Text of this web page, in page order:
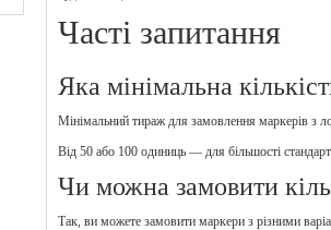
Часті запитання
Яка мінімальна
Мінімальний тираж для замовлення маркерів з
Від 50 або 100 одиниць — для більшості
Чи можна замовити
Так, ви можете замовити маркери з різними